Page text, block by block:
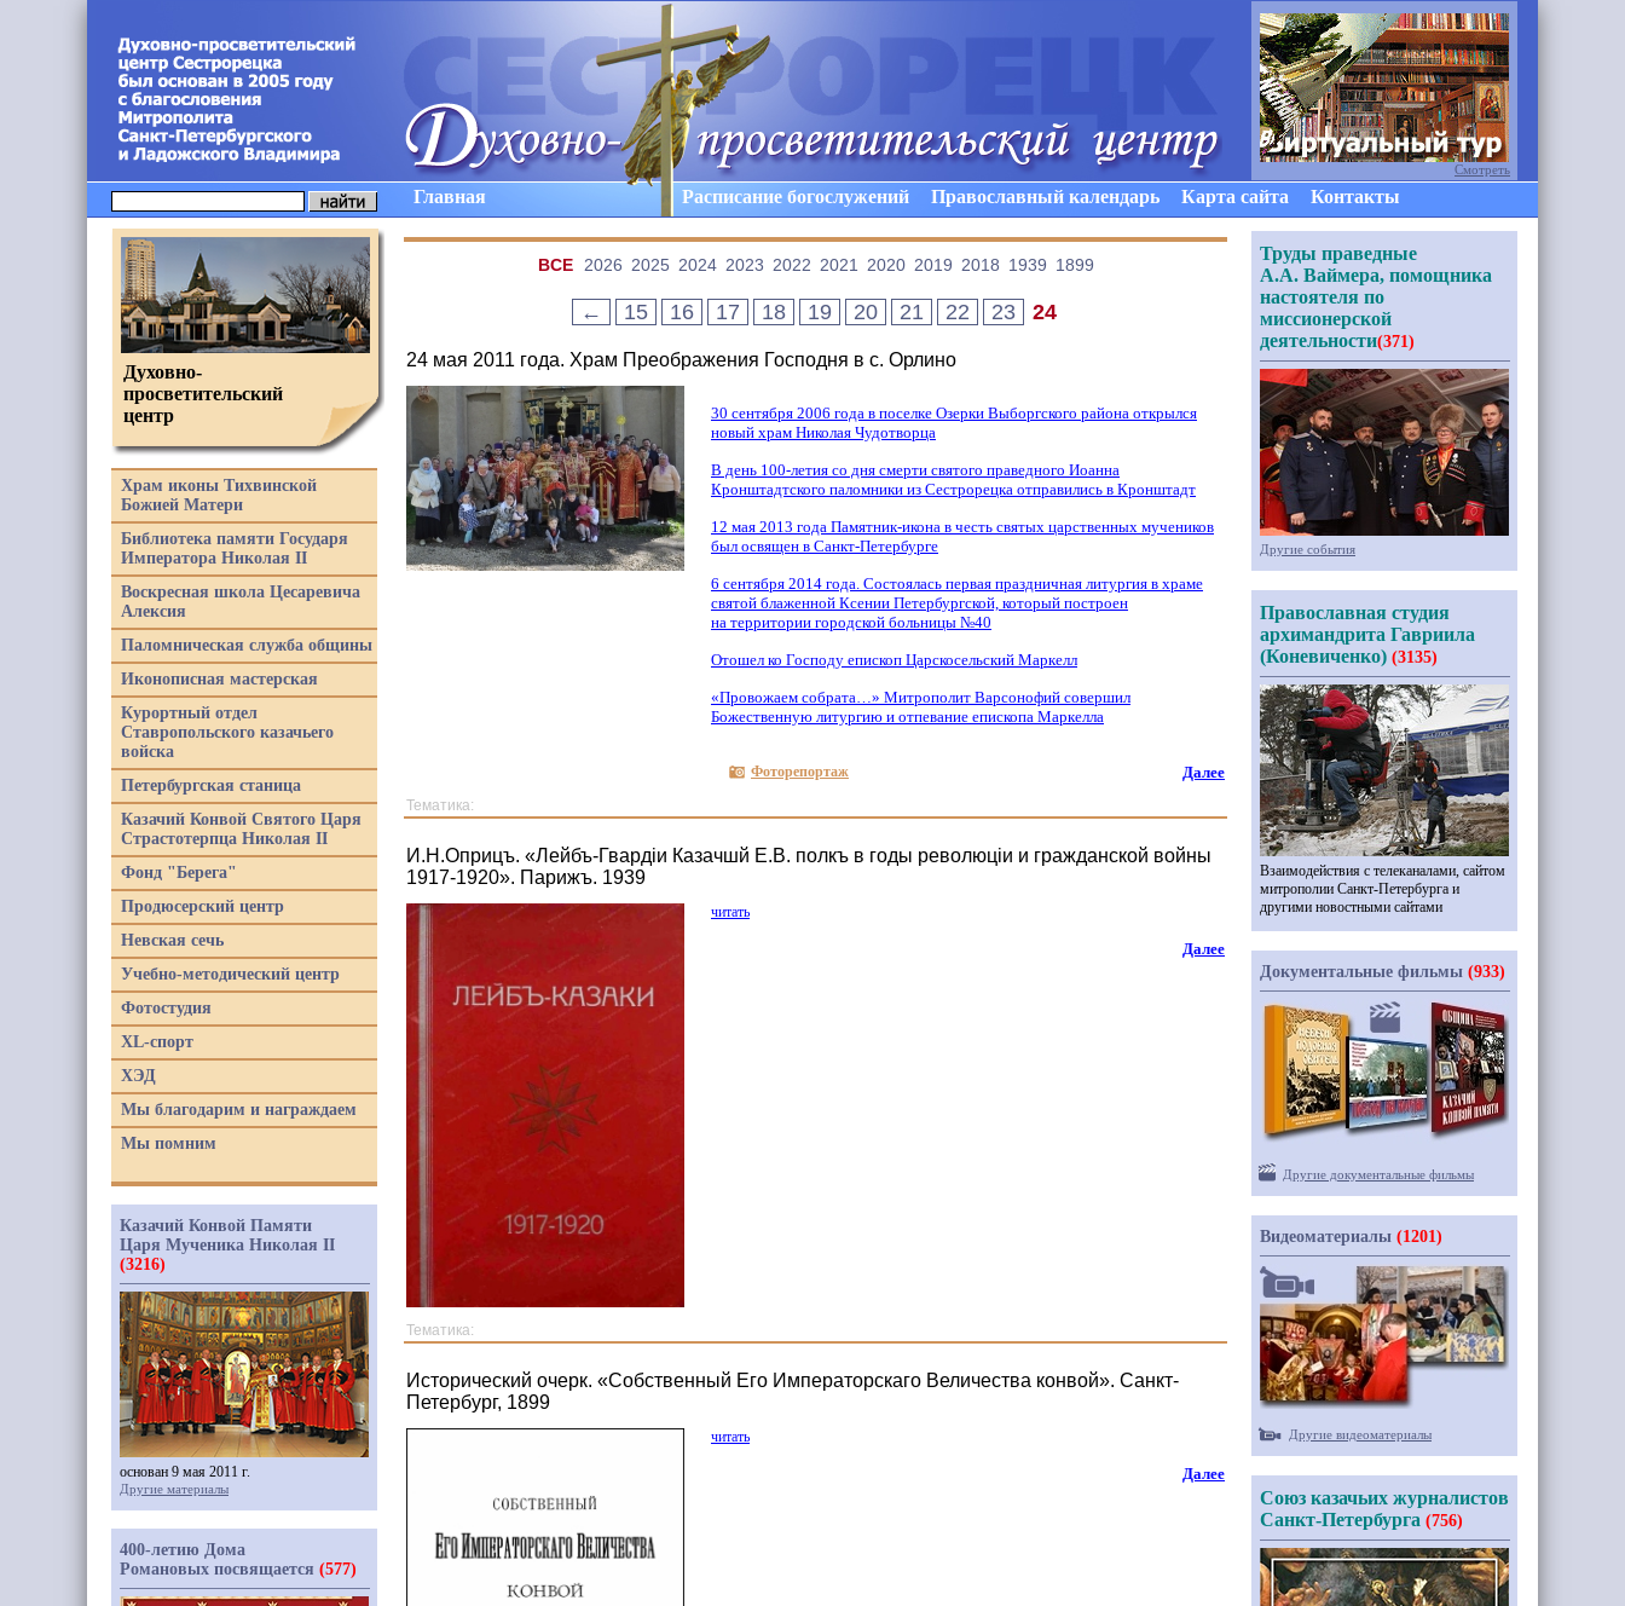
Главная Расписание богослужений Православный календарь Карта сайта Контакты
ВCE 2026 2025 2024 2023 2022 2021 2020 2019 2018 1939 1899
← 15 16 17 18 19 20 21 22 23 24
24 мая 2011 года. Храм Преображения Господня в с. Орлино
30 сентября 2006 года в поселке Озерки Выборгского района открылся
новый храм Николая Чудотворца
В день 100-летия со дня смерти святого праведного Иоанна
Кронштадтского паломники из Сестрорецка отправились в Кронштадт
12 мая 2013 года Памятник-икона в честь святых царственных мучеников
был освящен в Санкт-Петербурге
6 сентября 2014 года. Состоялась первая праздничная литургия в храме
святой блаженной Ксении Петербургской, который построен
на территории городской больницы №40
Отошел ко Господу епископ Царскосельский Маркелл
«Провожаем собрата…» Митрополит Варсонофий совершил
Божественную литургию и отпевание епископа Маркелла
Далее
Фоторепортаж
Тематика:
И.Н.Оприцъ. «Лейбъ-Гвардiи Казачшй Е.В. полкъ в годы революцiи и гражданской войны
1917-1920». Парижъ. 1939
читать
Далее
Тематика:
Исторический очерк. «Собственный Его Императорскаго Величества конвой». Санкт-
Петербург, 1899
читать
Далее
Духовно-
просветительский
центр
Храм иконы Тихвинской
Божией Матери
Библиотека памяти Государя
Императора Николая II
Воскресная школа Цесаревича
Алексия
Паломническая служба общины
Иконописная мастерская
Курортный отдел
Ставропольского казачьего
войска
Петербургская станица
Казачий Конвой Святого Царя
Страстотерпца Николая II
Фонд "Берега"
Продюсерский центр
Невская сечь
Учебно-методический центр
Фотостудия
XL-спорт
ХЭД
Мы благодарим и награждаем
Мы помним
Казачий Конвой Памяти
Царя Мученика Николая II
(3216)
основан 9 мая 2011 г.
Другие материалы
400-летию Дома
Романовых посвящается (577)
Смотреть
Труды праведные
А.А. Ваймера, помощника
настоятеля по
миссионерской
деятельности(371)
Другие события
Православная студия
архимандрита Гавриила
(Коневиченко) (3135)
Взаимодействия с телеканалами, сайтом
митрополии Санкт-Петербурга и
другими новостными сайтами
Документальные фильмы (933)
Другие документальные фильмы
Видеоматериалы (1201)
Другие видеоматериалы
Союз казачьих журналистов
Санкт-Петербурга (756)